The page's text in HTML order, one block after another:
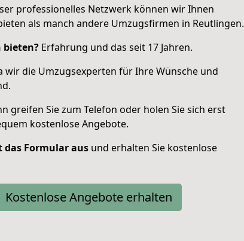
professionelles Netzwerk können wir Ihnen
als manch andere Umzugsfirmen in Reutlingen.
bieten? Erfahrung und das seit 17 Jahren.
wir die Umzugsexperten für Ihre Wünsche und
greifen Sie zum Telefon oder holen Sie sich erst
kostenlose Angebote.
das Formular aus und erhalten Sie kostenlose
Kostenlose Angebote erhalten